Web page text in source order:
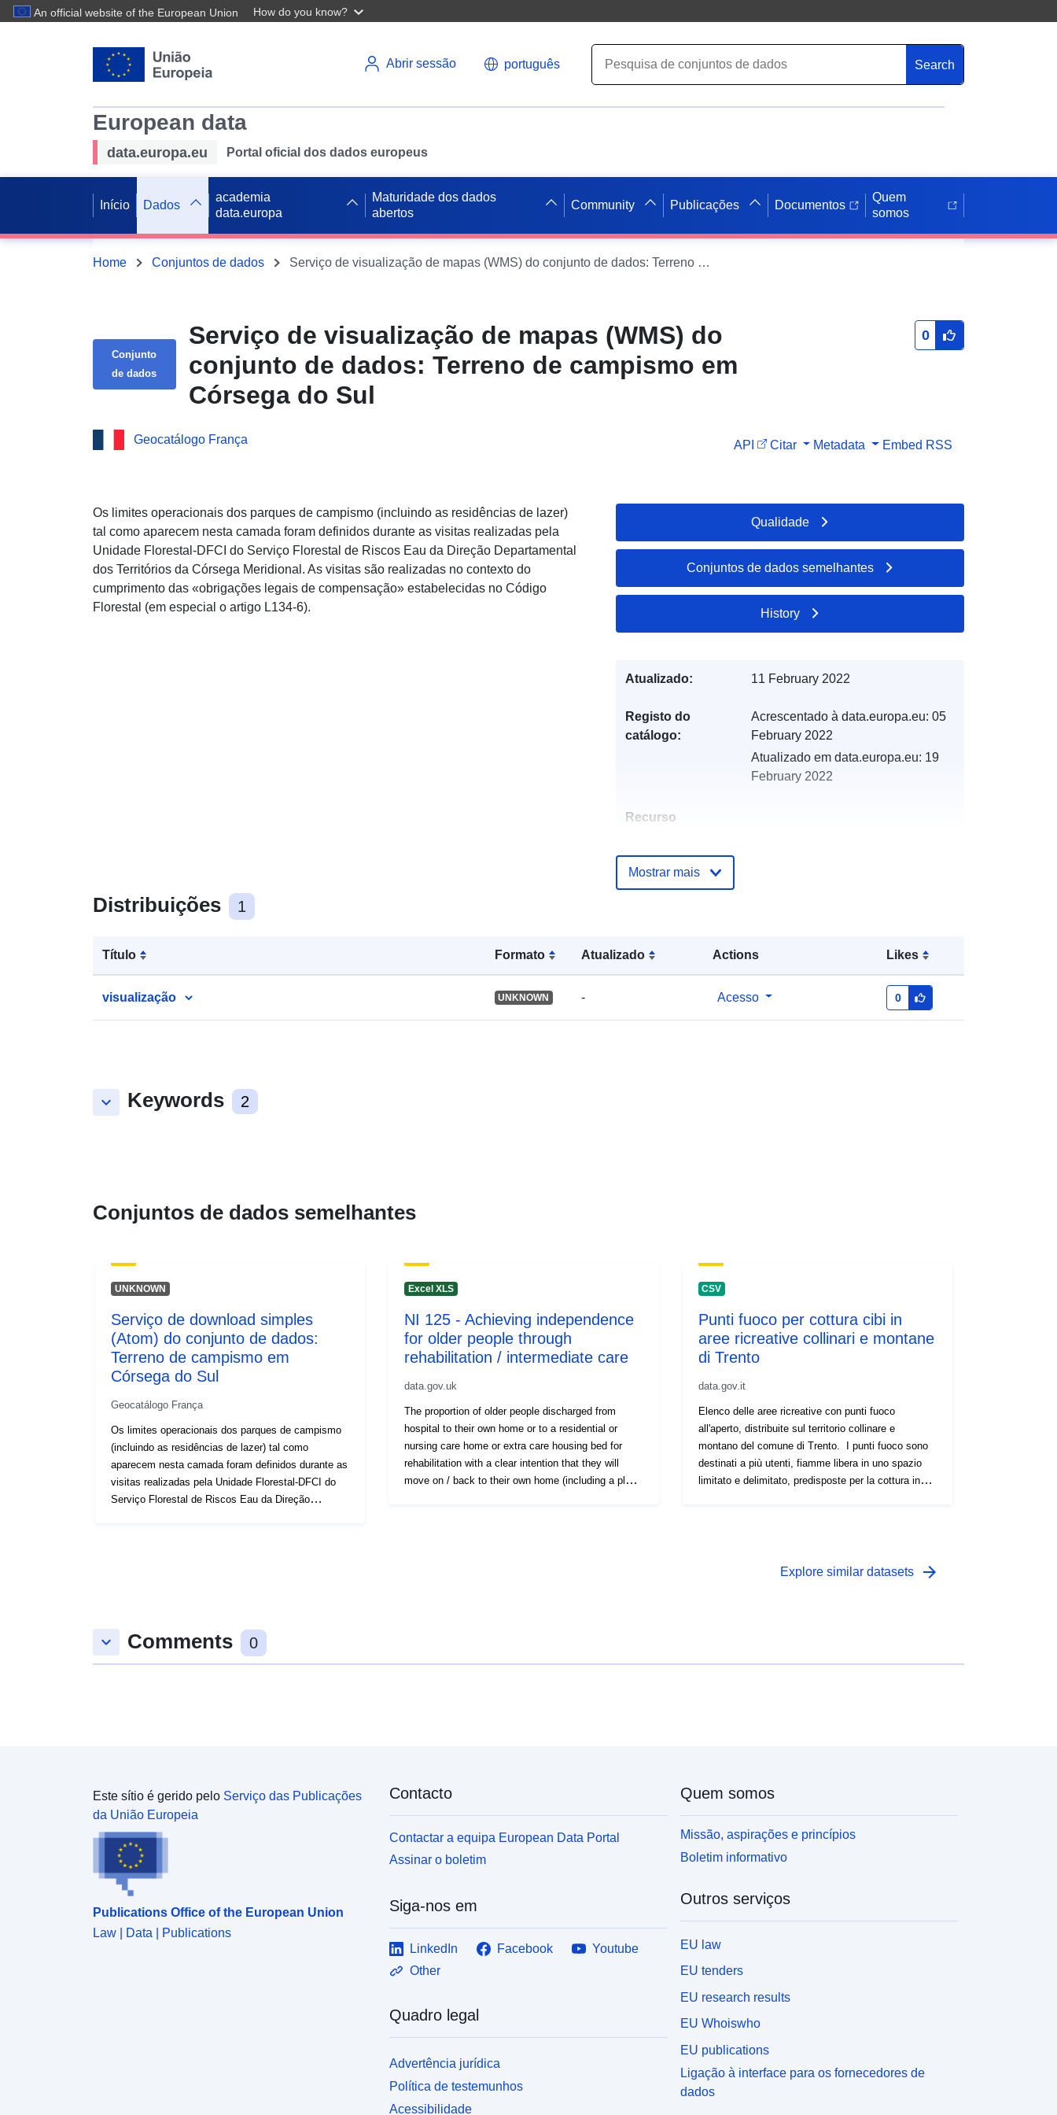
An official website of the European Union How do you know?
Abrir sessão português Search
European data
data.europa.eu Portal oficial dos dados europeus
Início Dados
academia
data.europa
Maturidade dos dados
abertos
Community Publicações Documentos
Quem
somos
Home Conjuntos de dados Serviço de visualização de mapas (WMS) do conjunto de dados: Terreno de campismo em Córsega do Sul
Conjunto
de dados
Serviço de visualização de mapas (WMS) do
conjunto de dados: Terreno de campismo em
Córsega do Sul
0
Geocatálogo França API Citar Metadata Embed RSS
Os limites operacionais dos parques de campismo (incluindo as residências de lazer)
tal como aparecem nesta camada foram definidos durante as visitas realizadas pela
Unidade Florestal-DFCI do Serviço Florestal de Riscos Eau da Direção Departamental
dos Territórios da Córsega Meridional. As visitas são realizadas no contexto do
cumprimento das «obrigações legais de compensação» estabelecidas no Código
Florestal (em especial o artigo L134-6).
Distribuições 1
Título Formato Atualizado Actions Likes
visualização UNKNOWN - Acesso 0
keyboard_arrow_down Keywords 2
Qualidade
Conjuntos de dados semelhantes
History
Atualizado: 11 February 2022
Registo do
catálogo:
Acrescentado à data.europa.eu: 05
February 2022
Atualizado em data.europa.eu: 19
February 2022
Recurso
Identificadores:
43c8-ac4a-522b19c3ca6e
http://data.europa.eu/88u/dataset/fr-
120066022-srv-6e6f3d3d-e2b4-
4d7c-a0c7-40137c91b990
Mostrar mais
Conjuntos de dados semelhantes
UNKNOWN
Serviço de download simples
(Atom) do conjunto de dados:
Terreno de campismo em
Córsega do Sul
Geocatálogo França
Os limites operacionais dos parques de campismo
(incluindo as residências de lazer) tal como
aparecem nesta camada foram definidos durante as
visitas realizadas pela Unidade Florestal-DFCI do
Serviço Florestal de Riscos Eau da Direção
Excel XLS
NI 125 - Achieving independence
for older people through
rehabilitation / intermediate care
data.gov.uk
The proportion of older people discharged from
hospital to their own home or to a residential or
nursing care home or extra care housing bed for
rehabilitation with a clear intention that they will
move on / back to their own home (including a place
CSV
Punti fuoco per cottura cibi in
aree ricreative collinari e montane
di Trento
data.gov.it
Elenco delle aree ricreative con punti fuoco
all'aperto, distribuite sul territorio collinare e
montano del comune di Trento. I punti fuoco sono
destinati a più utenti, fiamme libera in uno spazio
limitato e delimitato, predisposte per la cottura in
Explore similar datasets arrow_forward
keyboard_arrow_down Comments 0
Este sítio é gerido pelo Serviço das Publicações
da União Europeia
Publications Office of the European Union
Law | Data | Publications
Contacto
Contactar a equipa European Data Portal
Assinar o boletim
Siga-nos em
LinkedIn Facebook
Youtube
Other
Quadro legal
Advertência jurídica
Política de testemunhos
Acessibilidade
Quem somos
Missão, aspirações e princípios
Boletim informativo
Outros serviços
EU law
EU tenders
EU research results
EU Whoiswho
EU publications
Ligação à interface para os fornecedores de
dados